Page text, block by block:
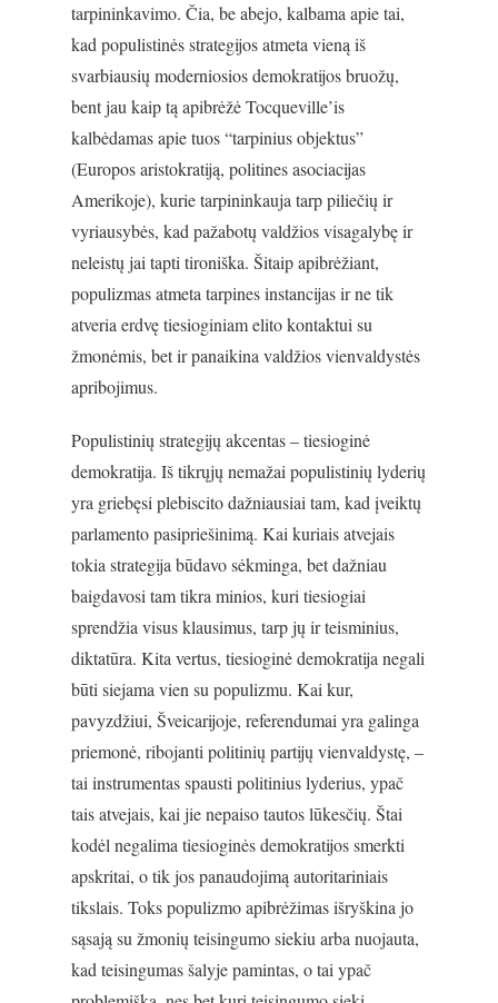
tarpininkavimo. Čia, be abejo, kalbama apie tai,
kad populistinės strategijos atmeta vieną iš
svarbiausių moderniosios demokratijos bruožų,
bent jau kaip tą apibrėžė Tocqueville’is
kalbėdamas apie tuos “tarpinius objektus”
(Europos aristokratiją, politines asociacijas
Amerikoje), kurie tarpininkauja tarp piliečių ir
vyriausybės, kad pažabotų valdžios visagalybę ir
neleistų jai tapti tironiška. Šitaip apibrėžiant,
populizmas atmeta tarpines instancijas ir ne tik
atveria erdvę tiesioginiam elito kontaktui su
žmonėmis, bet ir panaikina valdžios vienvaldystės
apribojimus.
Populistinių strategijų akcentas – tiesioginė
demokratija. Iš tikrųjų nemažai populistinių lyderių
yra griebęsi plebiscito dažniausiai tam, kad įveiktų
parlamento pasipriešinimą. Kai kuriais atvejais
tokia strategija būdavo sėkminga, bet dažniau
baigdavosi tam tikra minios, kuri tiesiogiai
sprendžia visus klausimus, tarp jų ir teisminius,
diktatūra. Kita vertus, tiesioginė demokratija negali
būti siejama vien su populizmu. Kai kur,
pavyzdžiui, Šveicarijoje, referendumai yra galinga
priemonė, ribojanti politinių partijų vienvaldystę, –
tai instrumentas spausti politinius lyderius, ypač
tais atvejais, kai jie nepaiso tautos lūkesčių. Štai
kodėl negalima tiesioginės demokratijos smerkti
apskritai, o tik jos panaudojimą autoritariniais
tikslais. Toks populizmo apibrėžimas išryškina jo
sąsają su žmonių teisingumo siekiu arba nuojauta,
kad teisingumas šalyje pamintas, o tai ypač